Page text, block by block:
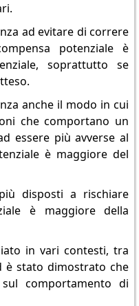
ad evitare di correre
potenziale è
soprattutto se
anche il modo in cui
che comportano un
essere più avverse al
è maggiore del
disposti a rischiare
è maggiore della
in vari contesti, tra
è stato dimostrato che
comportamento di